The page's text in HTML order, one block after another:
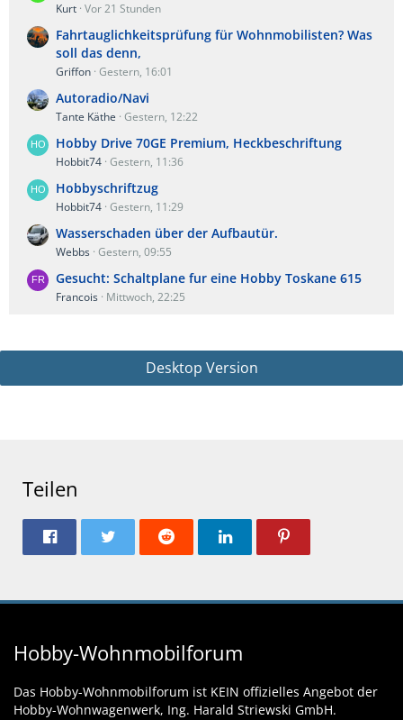
Kurt Vor 21 Stunden
Fahrtauglichkeitsprüfung für Wohnmobilisten? Was
soll das denn,
Griffon Gestern, 16:01
Autoradio/Navi
Tante Käthe Gestern, 12:22
Hobby Drive 70GE Premium, Heckbeschriftung
Hobbit74 Gestern, 11:36
Hobbyschriftzug
Hobbit74 Gestern, 11:29
Wasserschaden über der Aufbautür.
Webbs Gestern, 09:55
Gesucht: Schaltplane fur eine Hobby Toskane 615
Francois Mittwoch, 22:25
Desktop Version
Teilen
Hobby-Wohnmobilforum
Das Hobby-Wohnmobilforum ist KEIN offizielles Angebot der
Hobby-Wohnwagenwerk, Ing. Harald Striewski GmbH.